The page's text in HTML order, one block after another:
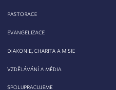
PASTORACE
EVANGELIZACE
DIAKONIE, CHARITA A MISIE
VZDĚLÁVÁNÍ A MÉDIA
SPOLUPRACUJEME